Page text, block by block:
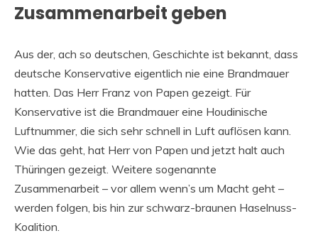
Zusammenarbeit geben
Aus der, ach so deutschen, Geschichte ist bekannt, dass
deutsche Konservative eigentlich nie eine Brandmauer
hatten. Das Herr Franz von Papen gezeigt. Für
Konservative ist die Brandmauer eine Houdinische
Luftnummer, die sich sehr schnell in Luft auflösen kann.
Wie das geht, hat Herr von Papen und jetzt halt auch
Thüringen gezeigt. Weitere sogenannte
Zusammenarbeit – vor allem wenn’s um Macht geht –
werden folgen, bis hin zur schwarz-braunen Haselnuss-
Koalition.